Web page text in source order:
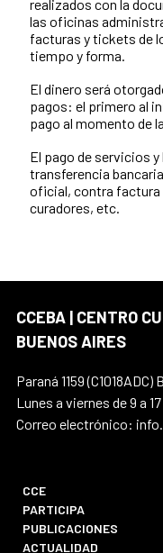
realizados con la
las oficinas
facturas y tickets de
tiempo y forma.
El dinero será
pagos: el primero al
pago al momento de
El pago de servicios
transferencia
oficial, contra factura
curadores, etc.
CCEBA | CENTRO
BUENOS AIRES
Paraná 1159
Lunes a viernes de 9 a 17
Correo electrónico:
CCE
PARTICIPA
PUBLICACIONES
ACTUALIDAD